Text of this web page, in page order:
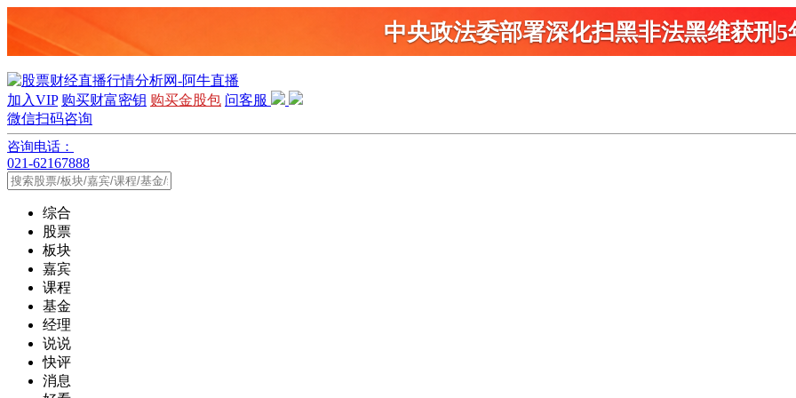
中央政法委部署深化扫黑非法黑维获刑5
加入VIP 购买财富密钥 购买金股包 问客服
微信扫码咨询
咨询电话：
021-62167888
综合
股票
板块
嘉宾
课程
基金
经理
说说
快评
消息